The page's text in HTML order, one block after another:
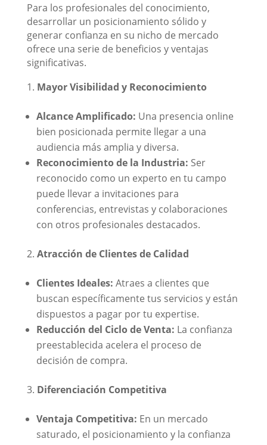
Para los profesionales del conocimiento,
desarrollar un posicionamiento sólido y
generar confianza en su nicho de mercado
ofrece una serie de beneficios y ventajas
significativas.
Mayor Visibilidad y Reconocimiento
Alcance Amplificado: Una presencia online
bien posicionada permite llegar a una
audiencia más amplia y diversa.
Reconocimiento de la Industria: Ser
reconocido como un experto en tu campo
puede llevar a invitaciones para
conferencias, entrevistas y colaboraciones
con otros profesionales destacados.
Atracción de Clientes de Calidad
Clientes Ideales: Atraes a clientes que
buscan específicamente tus servicios y están
dispuestos a pagar por tu expertise.
Reducción del Ciclo de Venta: La confianza
preestablecida acelera el proceso de
decisión de compra.
Diferenciación Competitiva
Ventaja Competitiva: En un mercado
saturado, el posicionamiento y la confianza